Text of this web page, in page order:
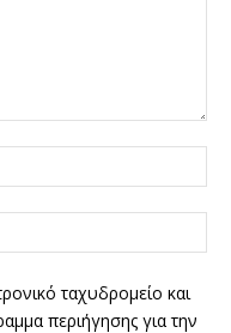
ταχυδρομείο και
περιήγησης για την